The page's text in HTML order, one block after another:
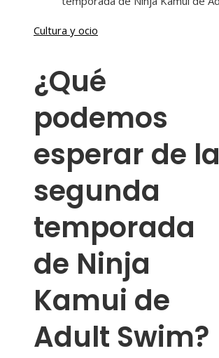
Cultura y ocio
¿Qué
podemos
esperar de la
segunda
temporada
de Ninja
Kamui de
Adult Swim?